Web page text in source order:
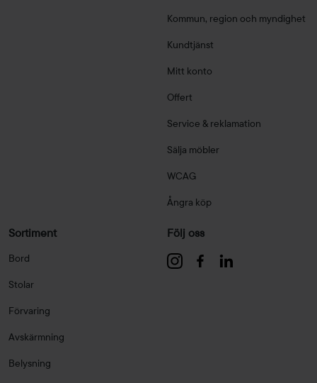
Kommun, region och myndighet
Kundtjänst
Mitt konto
Offert
Service & reklamation
Sälja möbler
WCAG
Ångra köp
Sortiment
Bord
Stolar
Förvaring
Avskärmning
Belysning
Följ oss